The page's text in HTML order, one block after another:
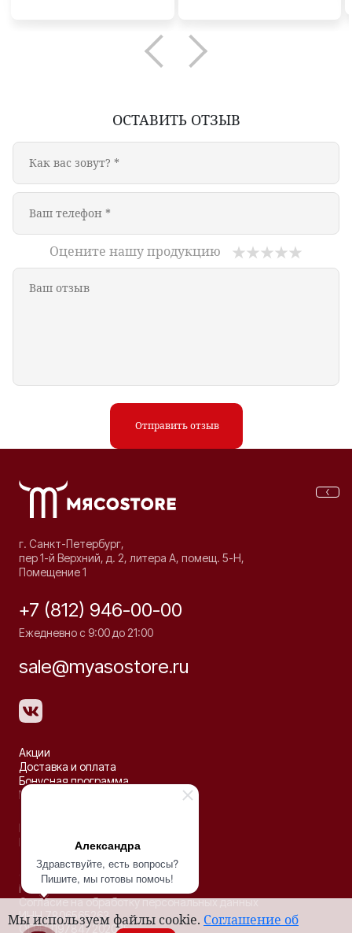
Александра
Здравствуйте, есть вопросы?
Пишите, мы готовы помочь!
ОСТАВИТЬ ОТЗЫВ
Оцените нашу продукцию
Отправить отзыв
г. Санкт-Петербург,
пер 1-й Верхний, д. 2, литера А, помещ. 5-Н,
Помещение 1
+7 (812) 946-00-00
Ежедневно с 9:00 до 21:00
sale@myasostore.ru
Акции
Доставка и оплата
Бонусная программа
Рецепты
Партнёрство
Контакты
© 2026 ООО «ДЕЛЬТА»
Политика конфиденциальности
Согласие на обработку персональных данных
ИНН 7806565263
ОГРН 1197847202035
Мы используем файлы cookie. Соглашение об